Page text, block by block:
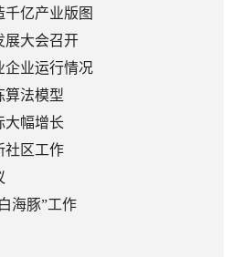
亿产业版图
展大会召开
企业运行情况
算法模型
大幅增长
社区工作
海豚”工作